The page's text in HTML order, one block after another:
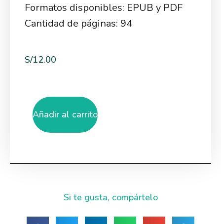
Formatos disponibles: EPUB y PDF
Cantidad de páginas: 94
S/12.00
Añadir al carrito
Si te gusta, compártelo